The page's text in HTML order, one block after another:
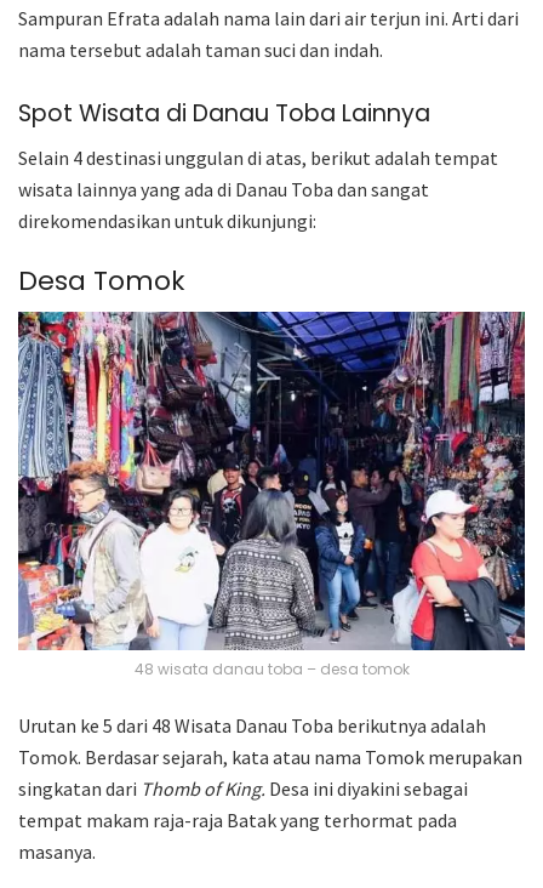
Sampuran Efrata adalah nama lain dari air terjun ini. Arti dari
nama tersebut adalah taman suci dan indah.
Spot Wisata di Danau Toba Lainnya
Selain 4 destinasi unggulan di atas, berikut adalah tempat
wisata lainnya yang ada di Danau Toba dan sangat
direkomendasikan untuk dikunjungi:
Desa Tomok
48 wisata danau toba – desa tomok
Urutan ke 5 dari 48 Wisata Danau Toba berikutnya adalah
Tomok. Berdasar sejarah, kata atau nama Tomok merupakan
singkatan dari Thomb of King. Desa ini diyakini sebagai
tempat makam raja-raja Batak yang terhormat pada
masanya.